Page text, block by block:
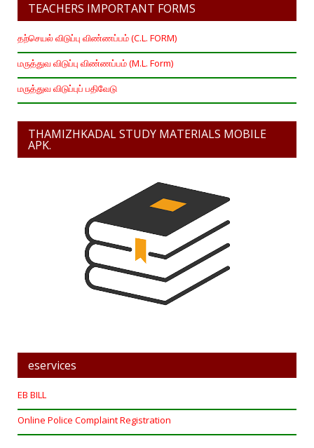
TEACHERS IMPORTANT FORMS
தற்செயல் விடுப்பு விண்ணப்பம் (C.L. FORM)
மருத்துவ விடுப்பு விண்ணப்பம் (M.L. Form)
மருத்துவ விடுப்புப் பதிவேடு
THAMIZHKADAL STUDY MATERIALS MOBILE
APK.
eservices
EB BILL
Online Police Complaint Registration